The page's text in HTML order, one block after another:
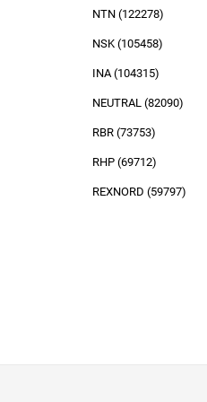
NTN (122278)
NSK (105458)
INA (104315)
NEUTRAL (82090)
RBR (73753)
RHP (69712)
REXNORD (59797)